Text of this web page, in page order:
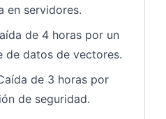
en servidores.
de 4 horas por un
de datos de vectores.
de 3 horas por
de seguridad.